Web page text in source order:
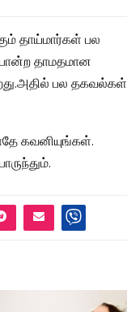
தாய்மார்கள் பல
தாமதமான
பல தகவல்கள்
கவனியுங்கள்.